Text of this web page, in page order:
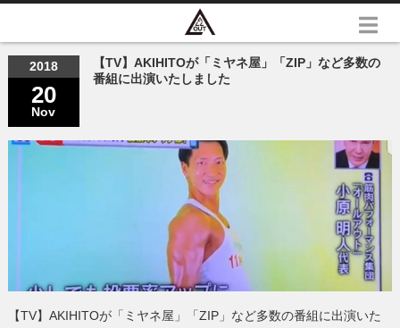
2018
20
Nov
【TV】AKIHITOが「ミヤネ屋」「ZIP」など多数の
番組に出演いたしました
【TV】AKIHITOが「ミヤネ屋」「ZIP」など多数の番組に出演いた